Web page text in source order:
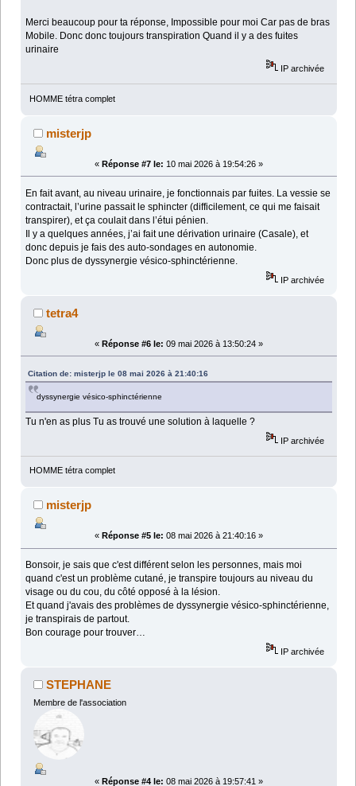
Merci beaucoup pour ta réponse, Impossible pour moi Car pas de bras
Mobile. Donc donc toujours transpiration Quand il y a des fuites
urinaire
IP archivée
HOMME tétra complet
misterjp
« Réponse #7 le: 10 mai 2026 à 19:54:26 »
En fait avant, au niveau urinaire, je fonctionnais par fuites. La vessie se
contractait, l’urine passait le sphincter (difficilement, ce qui me faisait
transpirer), et ça coulait dans l’étui pénien.
Il y a quelques années, j’ai fait une dérivation urinaire (Casale), et
donc depuis je fais des auto-sondages en autonomie.
Donc plus de dyssynergie vésico-sphinctérienne.
IP archivée
tetra4
« Réponse #6 le: 09 mai 2026 à 13:50:24 »
Citation de: misterjp le 08 mai 2026 à 21:40:16
dyssynergie vésico-sphinctérienne
Tu n'en as plus Tu as trouvé une solution à laquelle ?
IP archivée
HOMME tétra complet
misterjp
« Réponse #5 le: 08 mai 2026 à 21:40:16 »
Bonsoir, je sais que c'est différent selon les personnes, mais moi
quand c'est un problème cutané, je transpire toujours au niveau du
visage ou du cou, du côté opposé à la lésion.
Et quand j'avais des problèmes de dyssynergie vésico-sphinctérienne,
je transpirais de partout.
Bon courage pour trouver…
IP archivée
STEPHANE
Membre de l'association
« Réponse #4 le: 08 mai 2026 à 19:57:41 »